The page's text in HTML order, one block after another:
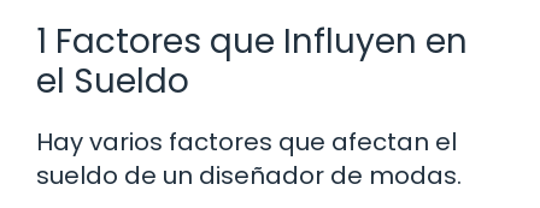
1 Factores que Influyen en
el Sueldo
Hay varios factores que afectan el
sueldo de un diseñador de modas.